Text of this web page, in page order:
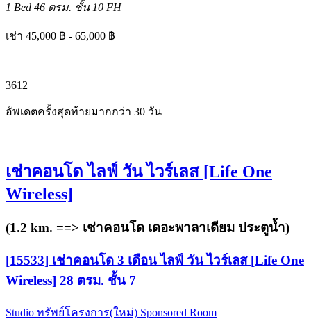
1 Bed 46 ตรม. ชั้น 10 FH
เช่า 45,000 ฿ - 65,000 ฿
3612
อัพเดตครั้งสุดท้ายมากกว่า 30 วัน
เช่าคอนโด ไลฟ์ วัน ไวร์เลส [Life One
Wireless]
(1.2 km. ==> เช่าคอนโด เดอะพาลาเดียม ประตูน้ำ)
[15533] เช่าคอนโด 3 เดือน ไลฟ์ วัน ไวร์เลส [Life One
Wireless] 28 ตรม. ชั้น 7
Studio ทรัพย์โครงการ(ใหม่) Sponsored Room